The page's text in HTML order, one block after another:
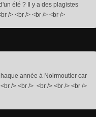
été ? Il y a des plagistes
/> <br /> <br /> <br />
année à Noirmoutier car
/> <br /> <br /> <br /> <br />